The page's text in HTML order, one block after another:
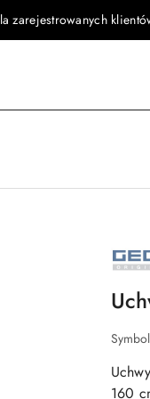
zarejestrowanych
GEDA
160